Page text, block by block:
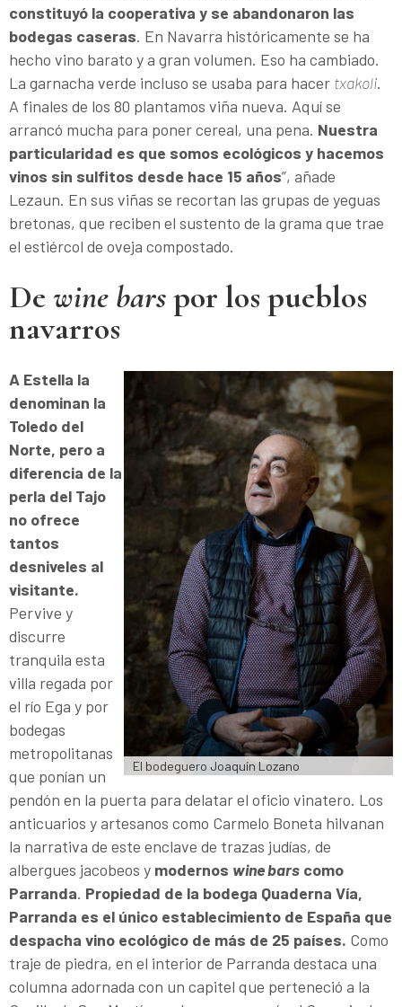
constituyó la cooperativa y se abandonaron las
bodegas caseras. En Navarra históricamente se ha
hecho vino barato y a gran volumen. Eso ha cambiado.
La garnacha verde incluso se usaba para hacer txakoli.
A finales de los 80 plantamos viña nueva. Aquí se
arrancó mucha para poner cereal, una pena. Nuestra
particularidad es que somos ecológicos y hacemos
vinos sin sulfitos desde hace 15 años”, añade
Lezaun. En sus viñas se recortan las grupas de yeguas
bretonas, que reciben el sustento de la grama que trae
el estiércol de oveja compostado.
De wine barspor los pueblos
navarros
El bodeguero Joaquín Lozano
A Estella la
denominan la
Toledo del
Norte, pero a
diferencia de la
perla del Tajo
no ofrece
tantos
desniveles al
visitante.
Pervive y
discurre
tranquila esta
villa regada por
el río Ega y por
bodegas
metropolitanas
que ponían un
pendón en la puerta para delatar el oficio vinatero. Los
anticuarios y artesanos como Carmelo Boneta hilvanan
la narrativa de este enclave de trazas judías, de
albergues jacobeos y modernos wine bars como
Parranda. Propiedad de la bodega Quaderna Vía,
Parranda es el único establecimiento de España que
despacha vino ecológico de más de 25 países. Como
traje de piedra, en el interior de Parranda destaca una
columna adornada con un capitel que perteneció a la